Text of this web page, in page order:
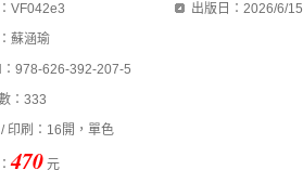
出版日：2026/6/15
VF042e3
蘇涵瑜
：978-626-392-207-5
：333
/ 印刷：16開，單色
470 元